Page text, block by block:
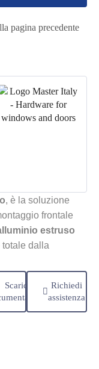
pagina precedente
, è la soluzione
frontale
estruso
dalla
Scarica
Richiedi
assistenza